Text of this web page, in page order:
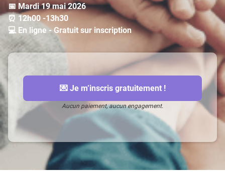
📅 Mardi 19 mai 2026
⏰ 12h00 -13h30
💻 En ligne - Gratuit sur inscription
💌 Je m’inscris gratuitement !
Aucun paiement, aucun engagement.